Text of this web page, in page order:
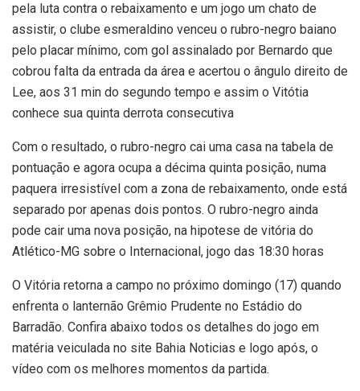
pela luta contra o rebaixamento e um jogo um chato de
assistir, o clube esmeraldino venceu o rubro-negro baiano
pelo placar mínimo, com gol assinalado por Bernardo que
cobrou falta da entrada da área e acertou o ângulo direito de
Lee, aos 31 min do segundo tempo e assim o Vitótia
conhece sua quinta derrota consecutiva
Com o resultado, o rubro-negro cai uma casa na tabela de
pontuação e agora ocupa a décima quinta posição, numa
paquera irresistível com a zona de rebaixamento, onde está
separado por apenas dois pontos. O rubro-negro ainda
pode cair uma nova posição, na hipotese de vitória do
Atlético-MG sobre o Internacional, jogo das 18:30 horas
O Vitória retorna a campo no próximo domingo (17) quando
enfrenta o lanternão Grêmio Prudente no Estádio do
Barradão. Confira abaixo todos os detalhes do jogo em
matéria veiculada no site Bahia Noticias e logo após, o
vídeo com os melhores momentos da partida.